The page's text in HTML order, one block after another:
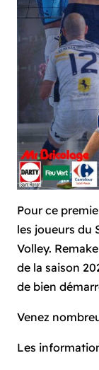
Pour ce
les joueurs du
Volley.
de la saison
de bien
Venez
Les